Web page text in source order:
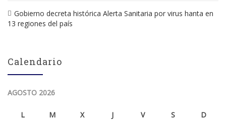
Gobierno decreta histórica Alerta Sanitaria por virus hanta en
13 regiones del país
Calendario
AGOSTO 2026
L M X J V S
D